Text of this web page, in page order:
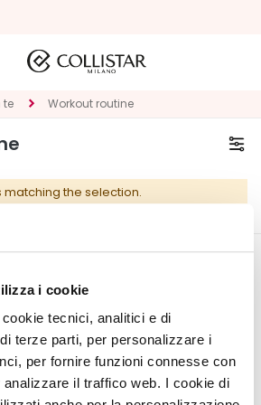
i cookie
tecnici, analitici e di
terze parti, per personalizzare i
per fornire funzioni connesse con
il traffico web. I cookie di
te Workout routine
the selection.
Address Book
My Orders
My Wishlist
My Returns